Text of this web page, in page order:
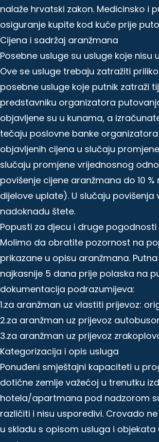
nalaže hrvatski zakon. Medicinsko
osiguranje kupite kod kuće prije
Cijena i sadržaj aranžmana
Posebne usluge su usluge koje
Ove se usluge trebaju zatražiti
posebne usluge koje putnik zatraži
predstavniku organizatora
objavljene su u kunama, a
tečaju poslovne banke
objavljenih cijena u slučaju
slučaju promjene vrijednosnog
povišenje cijene aranžmana do 10
dijelove uplate). U slučaju
nadoknadu štete.
Popusti za djecu i druge pogodnosti
Molimo da obratite pozornost na
prikazane u opisu aranžmana.
najkasnije 5 dana prije polaska na
dokumentacija podrazumijeva:
1.za aranžman uz vlastiti prijevoz:
2.za aranžman uz prijevoz
3.za aranžman uz prijevoz
Kategorizacija i opis usluga
Ponuđeni smještajni kapaciteti u
dotične zemlje važećoj u trenutku
hotela/apartmana pod nadzorom
različiti i nisu usporedivi. Crovado
u skladu s opisom usluga i